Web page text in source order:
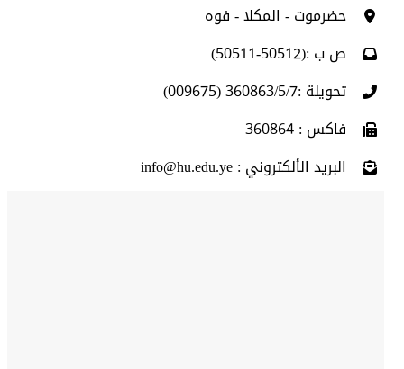
حضرموت - المكلا - فوه
ص ب :(50512-50511)
تحويلة :360863/5/7 (009675)
فاكس : 360864
البريد الألكتروني : info@hu.edu.ye